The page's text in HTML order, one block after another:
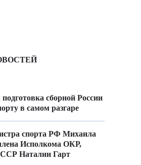
подготовка сборной России
в самом разгаре
спорта РФ Михаила
Исполкома ОКР,
Наталии Гарт